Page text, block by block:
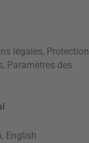
légales, Protection
, Paramètres des
English